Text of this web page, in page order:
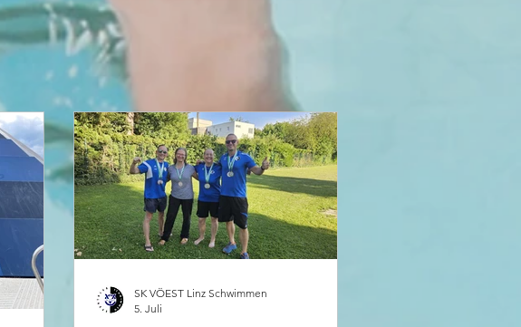
SK VÖEST Linz Schwimmen
5. Juli